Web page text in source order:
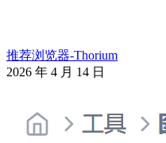
推荐浏览器-Thorium
2026 年 4 月 14 日